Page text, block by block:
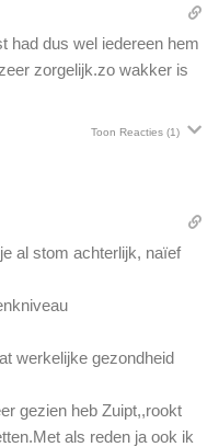
had dus wel iedereen hem
zorgelijk.zo wakker is
Toon Reacties (1)
al stom achterlijk, naïef
werkelijke gezondheid
gezien heb Zuipt,,rookt
als reden ja ook ik